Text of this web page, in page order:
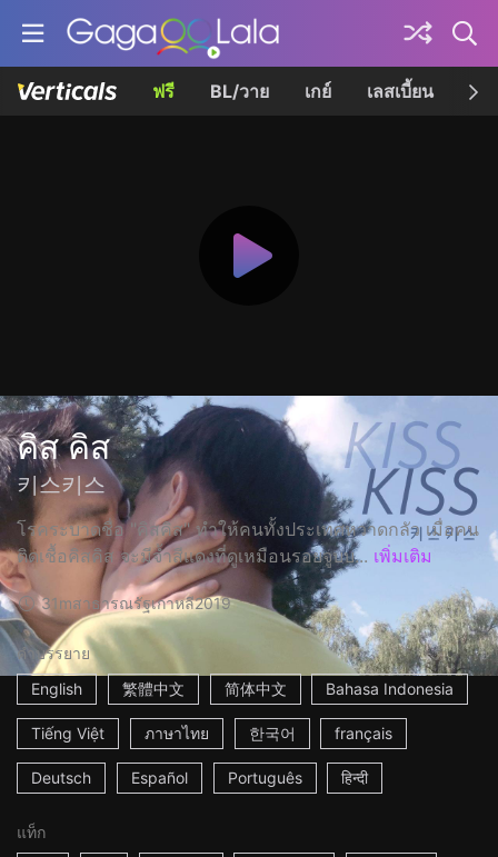
ฟรี BL/วาย เกย์ เลสเบี้ยน เค
คิส คิส
키스키스
โรคระบาดชื่อ "คิสคิส" ทำให้คนทั้งประเทศหวาดกลัว เมื่อคน
ติดเชื้อคิสคิส จะมีจ้ำสีแดงที่ดูเหมือนรอยจูบบ... เพิ่มเติม
31mสาธารณรัฐเกาหลี2019
คำบรรยาย
English
繁體中文 简体中文 Bahasa Indonesia
Tiếng Việt ภาษาไทย 한국어 français
Deutsch Español Português हिन्दी
แท็ก